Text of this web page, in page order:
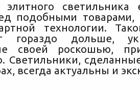
светильника
подобными товарами,
технологии.
гораздо дольше,
своей роскошью,
Светильники,
всегда актуальны и